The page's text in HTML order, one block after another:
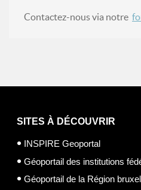
Contactez-nous via notre
SITES À DÉCOUVRIR
INSPIRE Geoportal
Géoportail des institutions
Géoportail de la Région